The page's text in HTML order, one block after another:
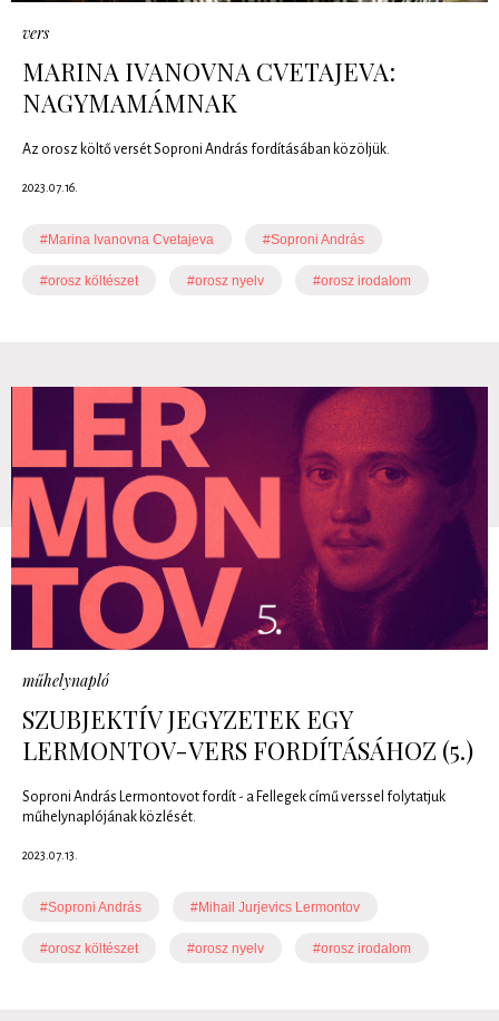
vers
MARINA IVANOVNA CVETAJEVA:
NAGYMAMÁMNAK
Az orosz költő versét Soproni András fordításában közöljük.
2023.07.16.
#Marina Ivanovna Cvetajeva #Soproni András
#orosz költészet #orosz nyelv #orosz irodalom
műhelynapló
SZUBJEKTÍV JEGYZETEK EGY
LERMONTOV-VERS FORDÍTÁSÁHOZ (5.)
Soproni András Lermontovot fordít - a Fellegek című verssel folytatjuk
műhelynaplójának közlését.
2023.07.13.
#Soproni András #Mihail Jurjevics Lermontov
#orosz költészet #orosz nyelv #orosz irodalom